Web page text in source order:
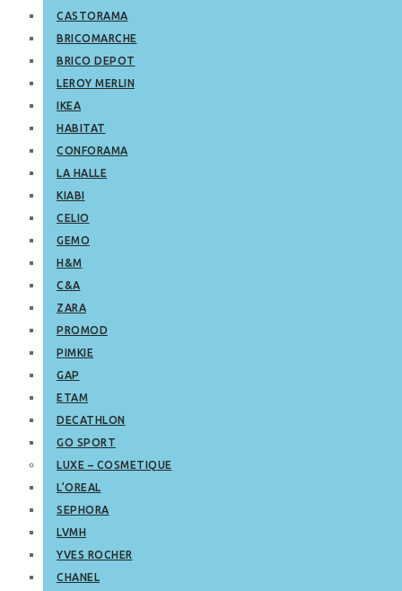
CASTORAMA
BRICOMARCHE
BRICO DEPOT
LEROY MERLIN
IKEA
HABITAT
CONFORAMA
LA HALLE
KIABI
CELIO
GEMO
H&M
C&A
ZARA
PROMOD
PIMKIE
GAP
ETAM
DECATHLON
GO SPORT
LUXE – COSMETIQUE
L’OREAL
SEPHORA
LVMH
YVES ROCHER
CHANEL